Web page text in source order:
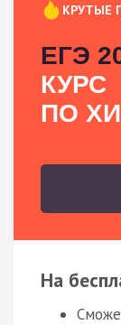
КРУТЫЕ
ЕГЭ
КУРС
ПО
На